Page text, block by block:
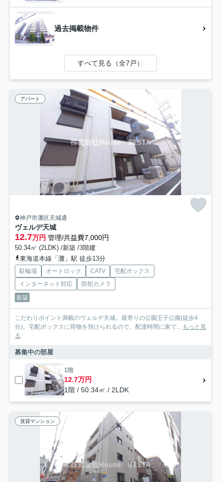
過去掲載物件
すべて見る（全7戸）
アパート
神戸市灘区天城通
ヴェルデ天城
12.7万円 管理/共益費7,000円
50.34㎡ (2LDK) /新築 /3階建
東海道本線「灘」駅 徒歩13分
駐輪場 オートロック CATV
宅配ボックス
インターネット対応
防犯カメラ
新築
こだわりポイント満載のヴェルデ天城。最寄りの公園王子公園(徒歩4
分)。宅配ボックスに荷物を預けられるので、配達時間に家で...
もっと見
る
募集中の部屋
1階
12.7万円
1階 / 50.34㎡ / 2LDK
賃貸マンション